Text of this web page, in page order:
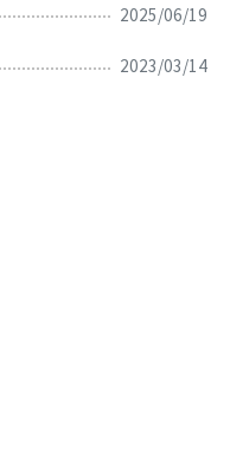
2025/06/19
2023/03/14